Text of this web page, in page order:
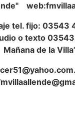
tel. fijo: 03543
o texto
Mañana de la